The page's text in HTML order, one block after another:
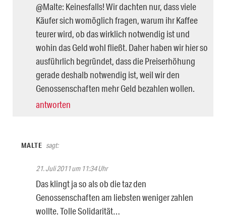
@Malte: Keinesfalls! Wir dachten nur, dass viele
Käufer sich womöglich fragen, warum ihr Kaffee
teurer wird, ob das wirklich notwendig ist und
wohin das Geld wohl fließt. Daher haben wir hier so
ausführlich begründet, dass die Preiserhöhung
gerade deshalb notwendig ist, weil wir den
Genossenschaften mehr Geld bezahlen wollen.
antworten
MALTE sagt:
21. Juli 2011 um 11:34 Uhr
Das klingt ja so als ob die taz den
Genossenschaften am liebsten weniger zahlen
wollte. Tolle Solidarität…